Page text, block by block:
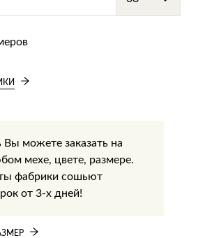
можете заказать на
мехе, цвете, размере.
фабрики сошьют
от 3-х дней!